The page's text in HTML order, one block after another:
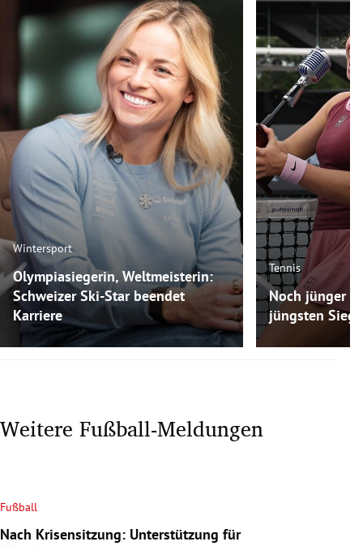
Wintersport
Olympiasiegerin, Weltmeisterin:
Schweizer Ski-Star beendet
Karriere
Tennis
Noch jünger
jüngsten
Weitere Fußball-Meldungen
Fußball
Nach Krisensitzung: Unterstützung für